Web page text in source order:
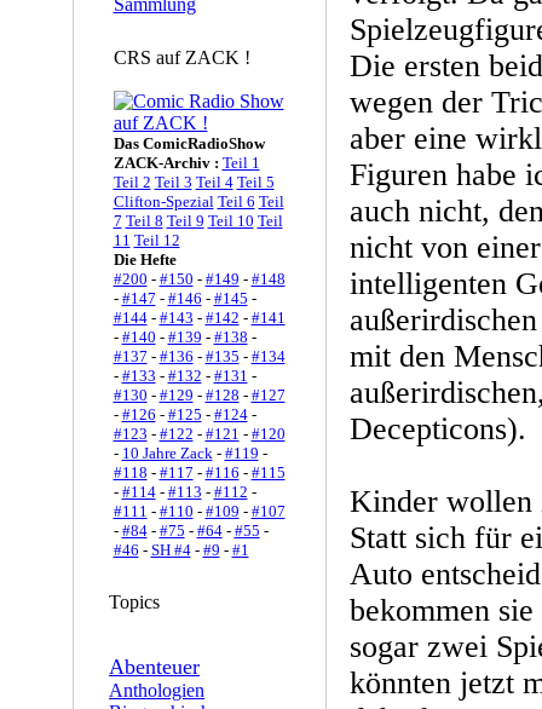
CRS auf ZACK !
Das ComicRadioShow
ZACK-Archiv : Teil 1
Teil 2 Teil 3 Teil 4 Teil 5
Clifton-Spezial Teil 6 Teil
7 Teil 8 Teil 9 Teil 10 Teil
11 Teil 12
Die Hefte
#200 - #150 - #149 - #148
- #147 - #146 - #145 -
#144- #143 - #142 - #141
- #140 - #139 - #138 -
#137 - #136 - #135 - #134
- #133 - #132 - #131 -
#130 - #129 - #128 - #127
- #126 - #125 - #124-
#123 - #122 - #121 - #120
- 10 Jahre Zack- #119 -
#118 - #117 - #116 - #115
- #114- #113 - #112 -
#111 - #110 - #109 - #107
- #84- #75 - #64- #55 -
#46 - SH #4- #9 - #1
Topics
Abenteuer
Anthologien
Die ersten
wegen der
aber eine
Figuren habe
auch nicht,
nicht von
intelligenten
mit den
Decepticons).
Kinder wollen
Statt sich für
Auto
bekommen
sogar zwei
könnten jetzt